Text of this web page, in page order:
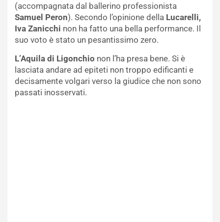
(accompagnata dal ballerino professionista
Samuel Peron). Secondo l’opinione della Lucarelli,
Iva Zanicchi non ha fatto una bella performance. Il
suo voto è stato un pesantissimo zero.
L’Aquila di Ligonchio non l’ha presa bene. Si è
lasciata andare ad epiteti non troppo edificanti e
decisamente volgari verso la giudice che non sono
passati inosservati.